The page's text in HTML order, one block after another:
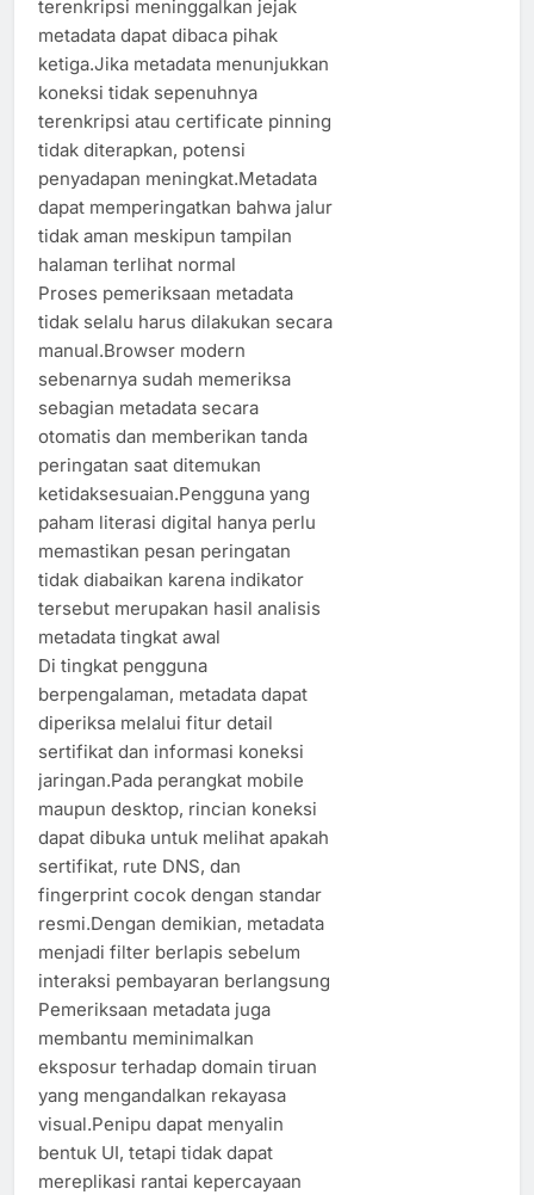
terenkripsi meninggalkan jejak
metadata dapat dibaca pihak
ketiga.Jika metadata menunjukkan
koneksi tidak sepenuhnya
terenkripsi atau certificate pinning
tidak diterapkan, potensi
penyadapan meningkat.Metadata
dapat memperingatkan bahwa jalur
tidak aman meskipun tampilan
halaman terlihat normal
Proses pemeriksaan metadata
tidak selalu harus dilakukan secara
manual.Browser modern
sebenarnya sudah memeriksa
sebagian metadata secara
otomatis dan memberikan tanda
peringatan saat ditemukan
ketidaksesuaian.Pengguna yang
paham literasi digital hanya perlu
memastikan pesan peringatan
tidak diabaikan karena indikator
tersebut merupakan hasil analisis
metadata tingkat awal
Di tingkat pengguna
berpengalaman, metadata dapat
diperiksa melalui fitur detail
sertifikat dan informasi koneksi
jaringan.Pada perangkat mobile
maupun desktop, rincian koneksi
dapat dibuka untuk melihat apakah
sertifikat, rute DNS, dan
fingerprint cocok dengan standar
resmi.Dengan demikian, metadata
menjadi filter berlapis sebelum
interaksi pembayaran berlangsung
Pemeriksaan metadata juga
membantu meminimalkan
eksposur terhadap domain tiruan
yang mengandalkan rekayasa
visual.Penipu dapat menyalin
bentuk UI, tetapi tidak dapat
mereplikasi rantai kepercayaan